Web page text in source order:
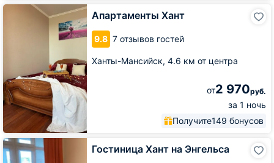
Апартаменты Хант
9.8 7 отзывов гостей
Ханты-Мансийск, 4.6 км от центра
от2 970руб.
за 1 ночь
Получите149 бонусов
Апартаменты
Гостиница Хант на Энгельса
Гостиница
Хант